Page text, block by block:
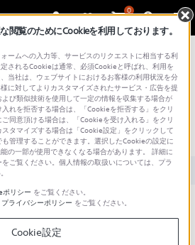
0
お問い合わせ プロフェッショナル／業務用
取扱説明書 Q&A
製品に関する重要なお知らせ
お知らせ
閲覧のためにCookieを利用しております。
ームへの入力等、サービスのリクエストに相当する利
されるCookieは通常、必須Cookieと呼ばれ、利用を
当社は、ウェブサイトにおけるお客様の利用状況を分
に対してよりカスタマイズされたサービス・広告を提
び類似技術を使用して一定の情報を収集する場合が
れを拒否する場合は、「Cookieを拒否する」をクリ
同意頂ける場合は、「Cookieを受け入れる」をクリ
タマイズする場合は「Cookie設定」をクリックして
管理することができます。選択したCookieの設定に
の一部が使用できなくなる場合があります。 詳細に
ご覧ください。個人情報の取扱いについては、プラ
ポリシー をご覧ください。
プライバシーポリシー をご覧ください。
Cookie設定